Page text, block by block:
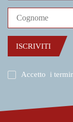
ISCRIVITI
Accetto i